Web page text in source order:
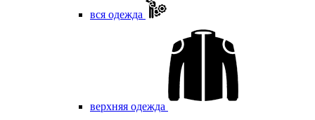
вся одежда
верхняя одежда